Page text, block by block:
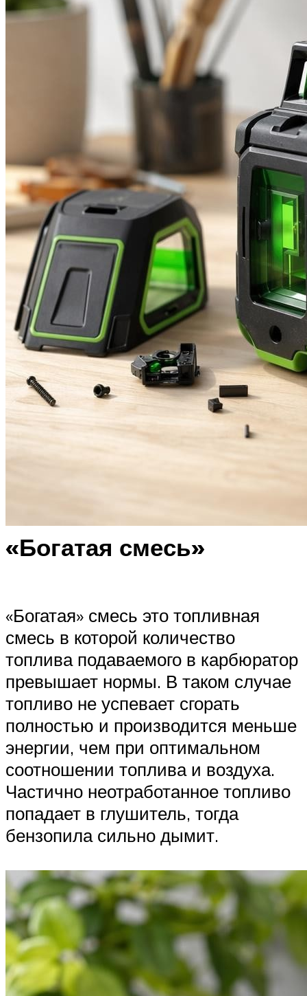
«Богатая смесь»
«Богатая» смесь это топливная
смесь в которой количество
топлива подаваемого в карбюратор
превышает нормы. В таком случае
топливо не успевает сгорать
полностью и производится меньше
энергии, чем при оптимальном
соотношении топлива и воздуха.
Частично неотработанное топливо
попадает в глушитель, тогда
бензопила сильно дымит.